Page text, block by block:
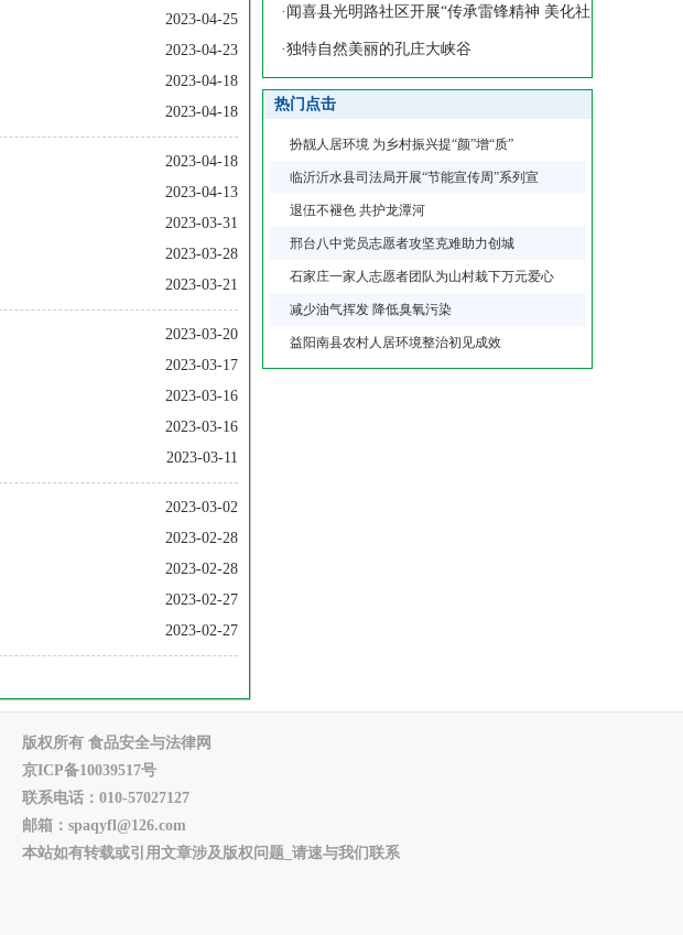
2023-04-25
2023-04-23
2023-04-18
2023-04-18
2023-04-18
2023-04-13
2023-03-31
2023-03-28
2023-03-21
2023-03-20
2023-03-17
2023-03-16
2023-03-16
2023-03-11
2023-03-02
2023-02-28
2023-02-28
2023-02-27
2023-02-27
· 闻喜县光明路社区开展“传承雷锋精神 美化社
区环
·独特自然美丽的孔庄大峡谷
热门点击
扮靓人居环境 为乡村振兴提“颜”增“质”
临沂沂水县司法局开展“节能宣传周”系列宣
退伍不褪色 共护龙潭河
邢台八中党员志愿者攻坚克难助力创城
石家庄一家人志愿者团队为山村栽下万元爱心
减少油气挥发 降低臭氧污染
益阳南县农村人居环境整治初见成效
版权所有 食品安全与法律网
京ICP备10039517号
联系电话：010-57027127
邮箱：spaqyfl@126.com
本站如有转载或引用文章涉及版权问题_请速与我们联系